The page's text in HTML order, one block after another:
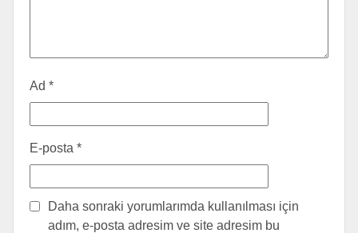
Ad *
E-posta *
Daha sonraki yorumlarımda kullanılması için
adım, e-posta adresim ve site adresim bu